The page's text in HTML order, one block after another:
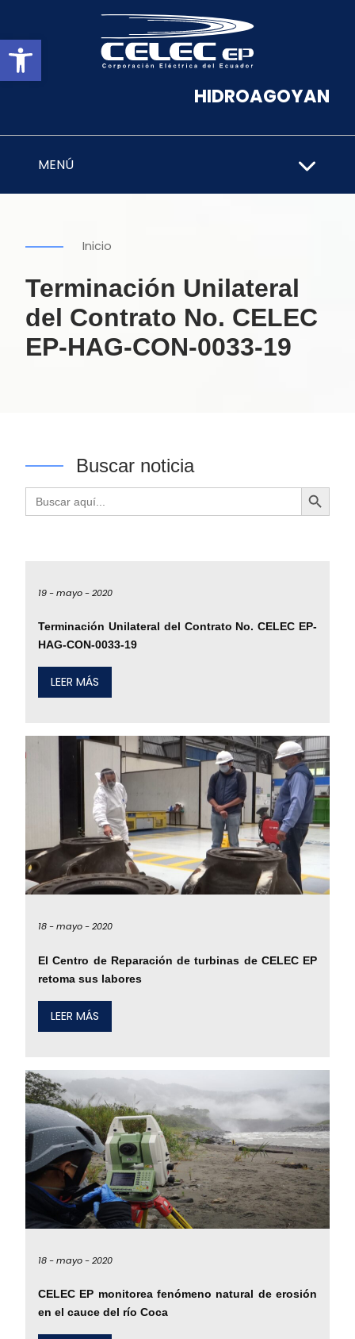
Abrir barra de herramientas
HIDROAGOYAN
MENÚ
Inicio
Terminación Unilateral
del Contrato No. CELEC
EP-HAG-CON-0033-19
Buscar noticia
Buscar: Botón de búsqueda
19 -mayo -2020
Terminación Unilateral del Contrato No. CELEC EP-
HAG-CON-0033-19
LEER MÁS
18 -mayo -2020
El Centro de Reparación de turbinas de CELEC EP
retoma sus labores
LEER MÁS
18 -mayo -2020
CELEC EP monitorea fenómeno natural de erosión
en el cauce del río Coca